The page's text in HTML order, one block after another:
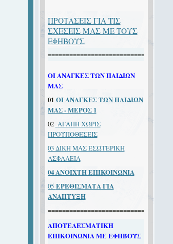
ΠΡΟΤΑΣΕΙΣ ΓΙΑ ΤΙΣ
ΣΧΕΣΕΙΣ ΜΑΣ ΜΕ ΤΟΥΣ
ΕΦΗΒΟΥΣ
====================================
ΟΙ ΑΝΑΓΚΕΣ ΤΩΝ ΠΑΙΔΙΩΝ
ΜΑΣ
01 ΟΙ ΑΝΑΓΚΕΣ ΤΩΝ ΠΑΙΔΙΩΝ
ΜΑΣ - ΜΕΡΟΣ 1
02 ΑΓΑΠΗ ΧΩΡΙΣ
ΠΡΟΫΠΟΘΕΣΕΙΣ
03 ΔΙΚΗ ΜΑΣ ΕΣΩΤΕΡΙΚΗ
ΑΣΦΑΛΕΙΑ
04 ANOIXTH EΠIKOINΩNIA
05 EPEΘIΣMAΤΑ ΓIA
ANAΠTYΞH
====================================
ΑΠΟΤΕΛΕΣΜΑΤΙΚΗ
ΕΠΙΚΟΙΝΩΝΙΑ ΜΕ ΕΦΗΒΟΥΣ